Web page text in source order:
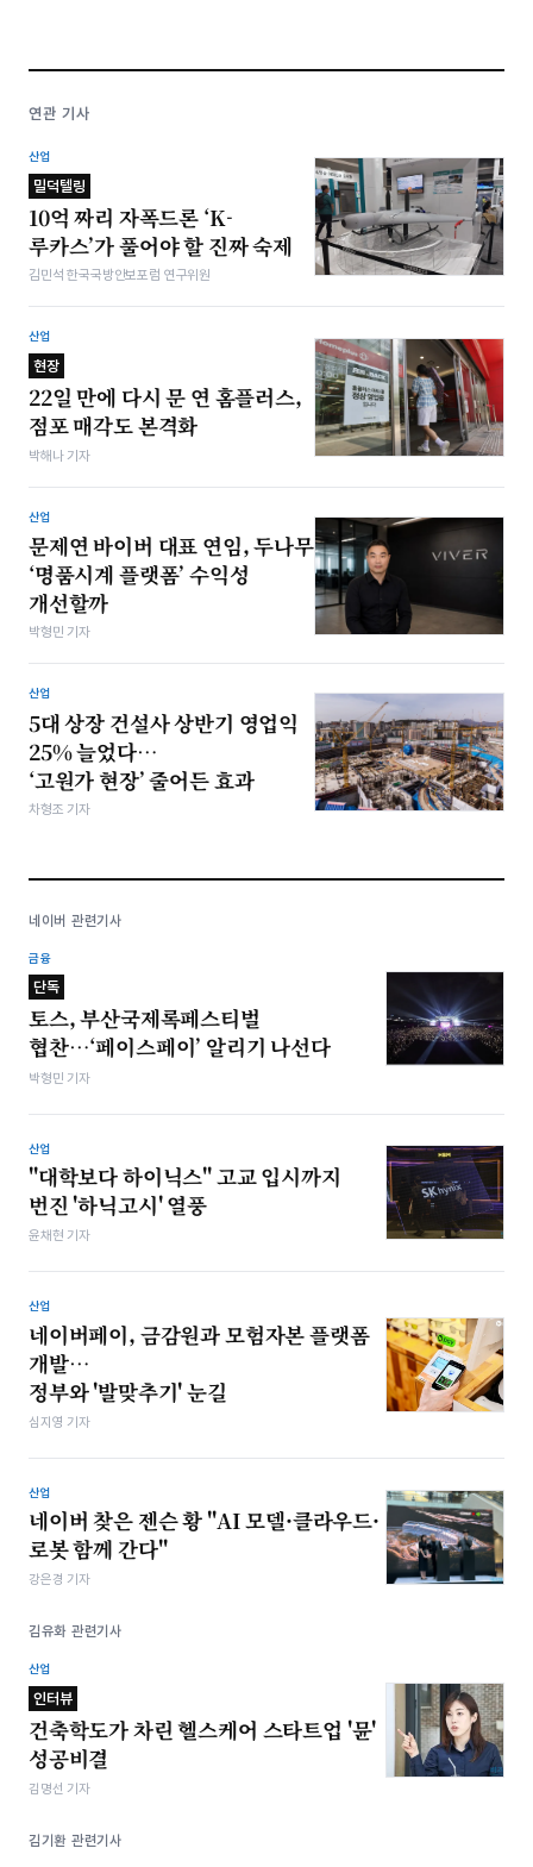
연관 기사
산업
밀덕텔링
10억 짜리 자폭드론 ‘K-
루카스’가 풀어야 할 진짜 숙제
김민석 한국국방안보포럼 연구위원
산업
현장
22일 만에 다시 문 연 홈플러스,
점포 매각도 본격화
박해나 기자
산업
문제연 바이버 대표 연임, 두나무
‘명품시계 플랫폼’ 수익성
개선할까
박형민 기자
산업
5대 상장 건설사 상반기 영업익
25% 늘었다…
‘고원가 현장’ 줄어든 효과
차형조 기자
네이버 관련기사
금융
단독
토스, 부산국제록페스티벌
협찬…‘페이스페이’ 알리기 나선다
박형민 기자
산업
"대학보다 하이닉스" 고교 입시까지
번진 '하닉고시' 열풍
윤채현 기자
산업
네이버페이, 금감원과 모험자본 플랫폼
개발…
정부와 '발맞추기' 눈길
심지영 기자
산업
네이버 찾은 젠슨 황 "AI 모델·클라우드·
로봇 함께 간다"
강은경 기자
김유화 관련기사
산업
인터뷰
건축학도가 차린 헬스케어 스타트업 '뮨'
성공비결
김명선 기자
김기환 관련기사